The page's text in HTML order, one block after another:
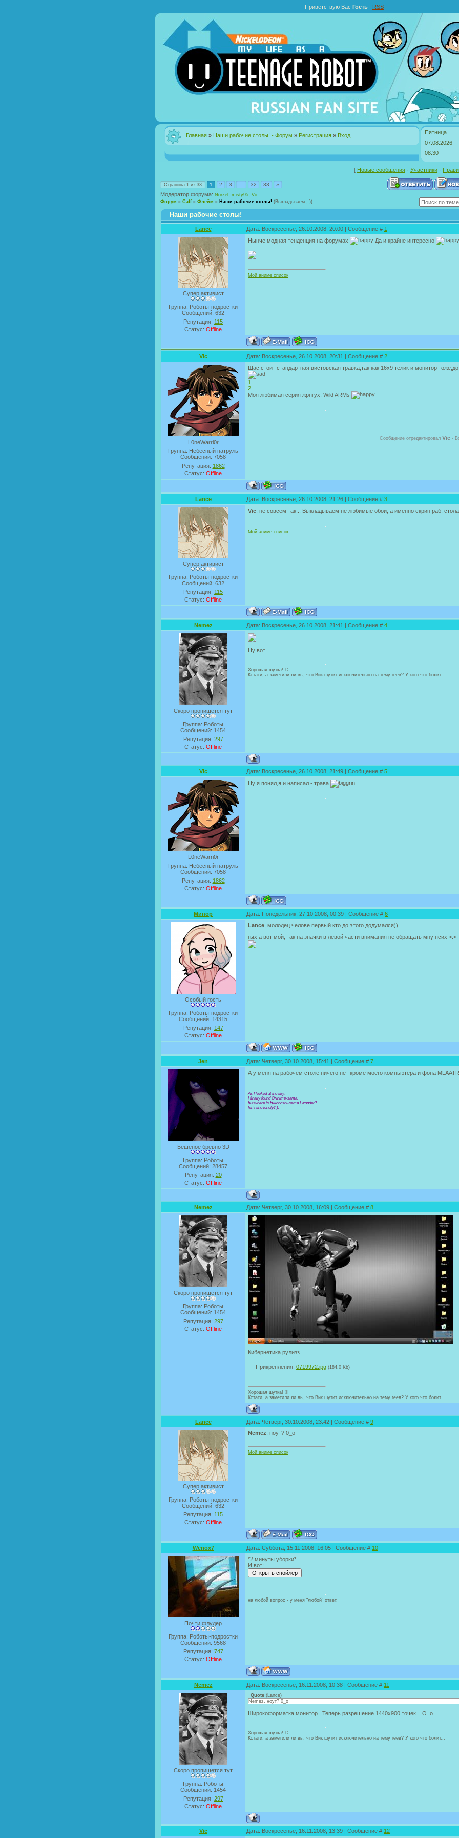
Приветствую Вас Гость | RSS
Главная » Наши рабочие столы! - Форум » Регистрация » Вход
Пятница
07.08.2026
08:30
[ Новые сообщения · Участники ·
Страница 1 из 33 1 2 3 32 33 »
Модератор форума: Norzel misty95 Vic
Форум » Caff » Флейм » Наши рабочие столы! (Выкладываем ;-))
Наши рабочие столы!
Lance Дата: Воскресенье, 26.10.2008, 20:00 | Сообщение # 1
Супер активист
Группа: Роботы-подростки
Сообщений: 632
Репутация: 115
Статус: Offline
Нынче модная тенденция на форумах Да и крайне интересно
Мой аниме список
Vic Дата: Воскресенье, 26.10.2008, 20:31 | Сообщение # 2
L0neWarri0r
Группа: Небесный патруль
Сообщений: 7058
Репутация: 1862
Статус: Offline
Щас стоит стандартная вистовская травка,так как 16х9 телик и монитор
1
2
Моя любимая серия жрпгух, Wild ARMs
Сообщение отредактировал Vic -
Lance Дата: Воскресенье, 26.10.2008, 21:26 | Сообщение # 3
Супер активист
Группа: Роботы-подростки
Сообщений: 632
Репутация: 115
Статус: Offline
Vic , не совсем так... Выкладываем не любимые обои, а именно скрин раб.
Мой аниме список
Nemez Дата: Воскресенье, 26.10.2008, 21:41 | Сообщение # 4
Скоро пропишется тут
Группа: Роботы
Сообщений: 1454
Репутация: 297
Статус: Offline
Ну вот...
Хорошая шутка! ©
Кстати, а заметили ли вы, что Вик шутит исключительно на тему геев? У кого что болит...
Vic Дата: Воскресенье, 26.10.2008, 21:49 | Сообщение # 5
L0neWarri0r
Группа: Небесный патруль
Сообщений: 7058
Репутация: 1862
Статус: Offline
Ну я понял,я и написал - трава
Минор Дата: Понедельник, 27.10.2008, 00:39 | Сообщение # 6
-Особый гость-
Группа: Роботы-подростки
Сообщений: 14315
Репутация: 147
Статус: Offline
Lance , молодец челове первый кто до этого додумался))
гых а вот мой, так на значки в левой части внимания не обращать мну псих >.<
Jen Дата: Четверг, 30.10.2008, 15:41 | Сообщение # 7
Бешеное бревно 3D
Группа: Роботы
Сообщений: 28457
Репутация: 20
Статус: Offline
А у меня на рабочем столе ничего нет кроме моего компьютера и фона
As I looked at the sky,
I finally found Orihime-sama,
but where is Hikoboshi-sama I wonder?
Isn’t she lonely? ):
Nemez Дата: Четверг, 30.10.2008, 16:09 | Сообщение # 8
Скоро пропишется тут
Группа: Роботы
Сообщений: 1454
Репутация: 297
Статус: Offline
Кибернетика рулизз...
Прикрепления: 0719972.jpg (184.0 Kb)
Хорошая шутка! ©
Кстати, а заметили ли вы, что Вик шутит исключительно на тему геев? У кого что болит...
Lance Дата: Четверг, 30.10.2008, 23:42 | Сообщение # 9
Супер активист
Группа: Роботы-подростки
Сообщений: 632
Репутация: 115
Статус: Offline
Nemez , ноут? 0_о
Мой аниме список
Wenox7 Дата: Суббота, 15.11.2008, 16:05 | Сообщение # 10
Почти флудер
Группа: Роботы-подростки
Сообщений: 9568
Репутация: 747
Статус: Offline
*2 минуты уборки*
И вот:
на любой вопрос - у меня "любой" ответ.
Nemez Дата: Воскресенье, 16.11.2008, 10:38 | Сообщение # 11
Скоро пропишется тут
Группа: Роботы
Сообщений: 1454
Репутация: 297
Статус: Offline
Quote (Lance)
Nemez, ноут? 0_о
Широкоформатка монитор.. Теперь разрешение 1440x900 точек... О_о
Хорошая шутка! ©
Кстати, а заметили ли вы, что Вик шутит исключительно на тему геев? У кого что болит...
Vic Дата: Воскресенье, 16.11.2008, 13:39 | Сообщение # 12